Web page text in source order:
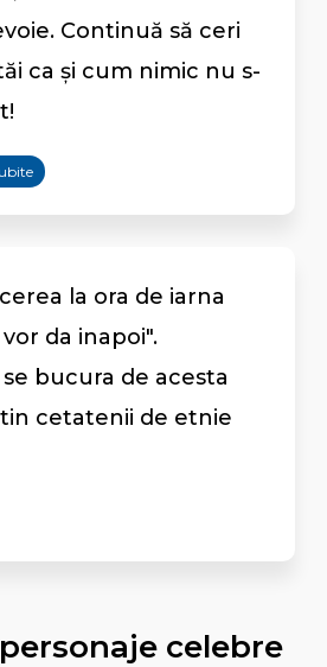
Continuă să ceri
ca şi cum nimic nu s-
la ora de iarna
da inapoi".
bucura de acesta
cetatenii de etnie
celebre